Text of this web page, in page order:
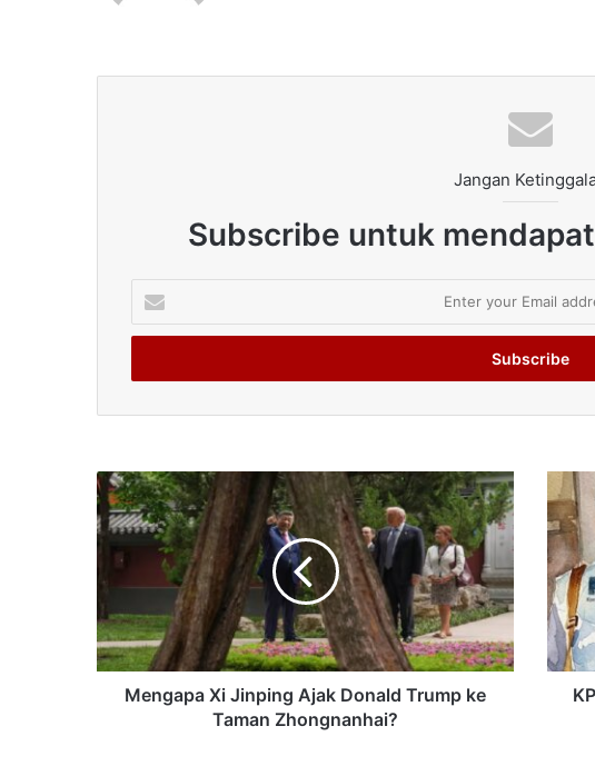
Jangan
Subscribe untuk
your
Email
Mengapa Xi Jinping Ajak Donald Trump ke
Taman Zhongnanhai?